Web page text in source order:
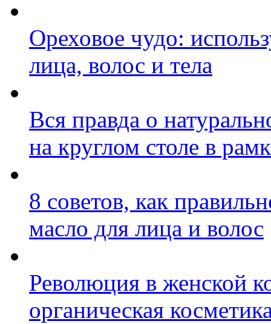
Ореховое чудо:
лица, волос и тела
Вся правда о
на круглом столе в
8 советов, как
масло для лица и волос
Революция в женской
органическая